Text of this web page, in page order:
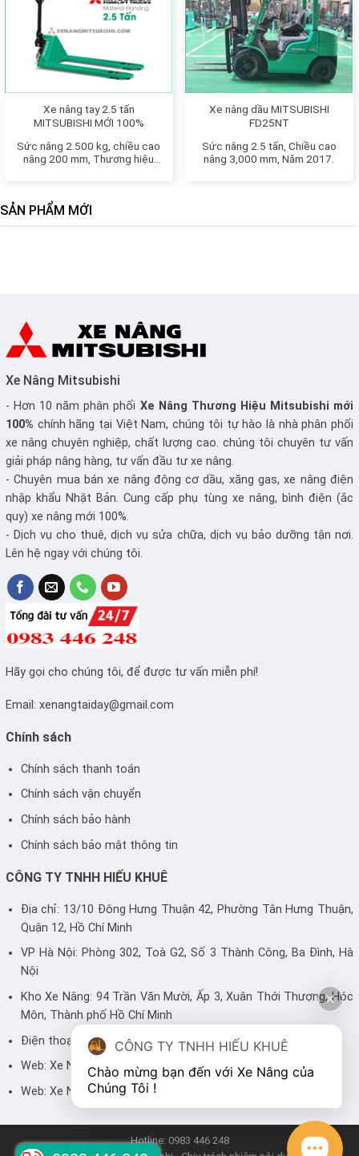
Xe nâng tay 2.5 tấn
MITSUBISHI MỚI 100%
Sức nâng 2.500 kg, chiều cao
nâng 200 mm, Thương hiệu
Xe nâng dầu MITSUBISHI
FD25NT
Sức nâng 2.5 tấn, Chiều cao
nâng 3,000 mm, Năm 2017.
SẢN PHẨM MỚI
Xe Nâng Mitsubishi
- Hơn 10 năm phân phối Xe Nâng Thương Hiệu Mitsubishi mới
100% chính hãng tại Việt Nam, chúng tôi tự hào là nhà phân phối
xe nâng chuyên nghiệp, chất lượng cao. chúng tôi chuyên tư vấn
giải pháp nâng hàng, tư vấn đầu tư xe nâng.
- Chuyên mua bán xe nâng động cơ dầu, xăng gas, xe nâng điện
nhập khẩu Nhật Bản. Cung cấp phụ tùng xe nâng, bình điện (ắc
quy) xe nâng mới 100%.
- Dịch vụ cho thuê, dịch vụ sửa chữa, dịch vụ bảo dưỡng tận nơi.
Lên hệ ngay với chúng tôi.
Hãy gọi cho chúng tôi, để được tư vấn miễn phí!
Email: xenangtaiday@gmail.com
Chính sách
Chính sách thanh toán
Chính sách vận chuyển
Chính sách bảo hành
Chính sách bảo mật thông tin
CÔNG TY TNHH HIẾU KHUÊ
Địa chỉ: 13/10 Đông Hưng Thuận 42, Phường Tân Hưng Thuận,
Quận 12, Hồ Chí Minh
VP Hà Nội: Phòng 302, Toà G2, Số 3 Thành Công, Ba Đình, Hà
Nội
Kho Xe Nâng: 94 Trần Văn Mười, Ấp 3, Xuân Thới Thượng, Hóc
Môn, Thành phố Hồ Chí Minh
Điện thoại: 0983 446 248 - 0905 700 499
Web: Xe Nâng
Web: Xe Nâng Hiếu Khuê
Hotline: 0983 446 248
CÔNG TY TNHH HIẾU KHUÊ
Chào mừng bạn đến với Xe Nâng của
Chúng Tôi !